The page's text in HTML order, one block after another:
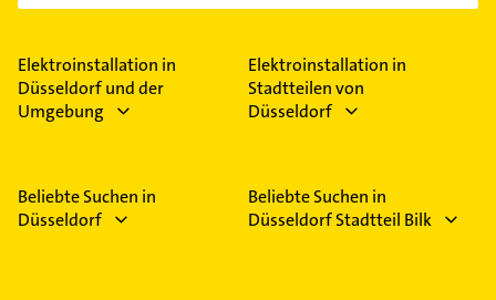
Elektroinstallation in
Düsseldorf und der
Umgebung
Elektroinstallation in
Stadtteilen von
Düsseldorf
Beliebte Suchen in
Düsseldorf
Beliebte Suchen in
Düsseldorf Stadtteil Bilk